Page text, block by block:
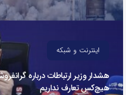
به
اشتراک
کپی
لینک
اینترنت و شبکه
هشدار وزیر ارتباطات درباره
هیچ‌کس تعارف نداریم